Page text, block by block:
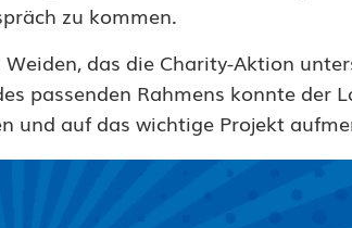
zu kommen.
das die Charity-Aktion
passenden Rahmens konnte der
und auf das wichtige Projekt